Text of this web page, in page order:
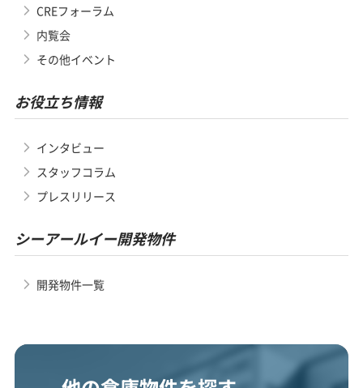
CREフォーラム
内覧会
その他イベント
お役立ち情報
インタビュー
スタッフコラム
プレスリリース
シーアールイー開発物件
開発物件一覧